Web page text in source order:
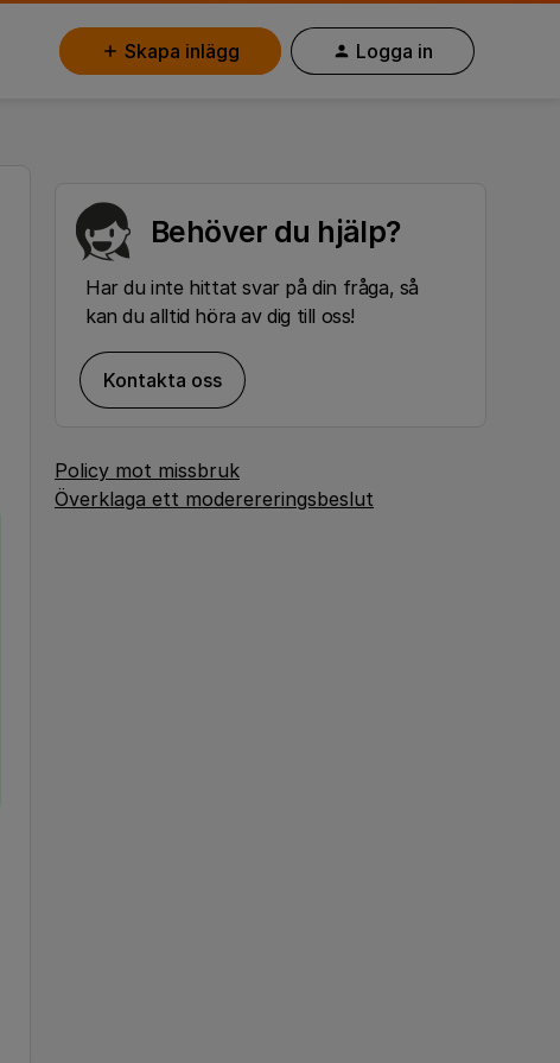
Skapa inlägg Logga in
Behöver du hjälp?
Har du inte hittat svar på din fråga, så
kan du alltid höra av dig till oss!
Kontakta oss
Policy mot missbruk
Överklaga ett moderereringsbeslut